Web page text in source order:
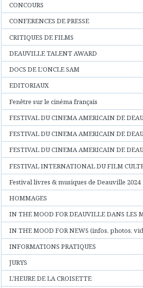
CONCOURS
CONFERENCES DE PRESSE
CRITIQUES DE FILMS
DEAUVILLE TALENT AWARD
DOCS DE L'ONCLE SAM
EDITORIAUX
Fenêtre sur le cinéma français
FESTIVAL DU CINEMA AMERICAIN DE
FESTIVAL DU CINEMA AMERICAIN DE
FESTIVAL DU CINEMA AMERICAIN DE
FESTIVAL INTERNATIONAL DU FILM
Festival livres & musiques de Deauville 2024
HOMMAGES
IN THE MOOD FOR DEAUVILLE DANS LES
IN THE MOOD FOR NEWS (infos, photos,
INFORMATIONS PRATIQUES
JURYS
L'HEURE DE LA CROISETTE